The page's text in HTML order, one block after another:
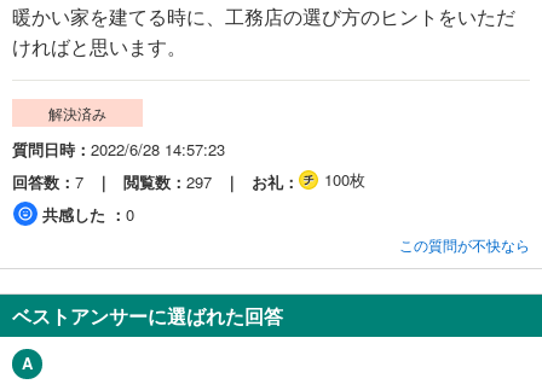
暖かい家を建てる時に、工務店の選び方のヒントをいただ
ければと思います。
解決済み
質問日時
2022/6/28 14:57:23
回答数
7 閲覧数 297 お礼
100枚
共感した
0
この質問が不快なら
ベストアンサーに選ばれた回答